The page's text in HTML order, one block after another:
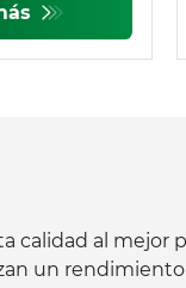
calidad al mejor
un